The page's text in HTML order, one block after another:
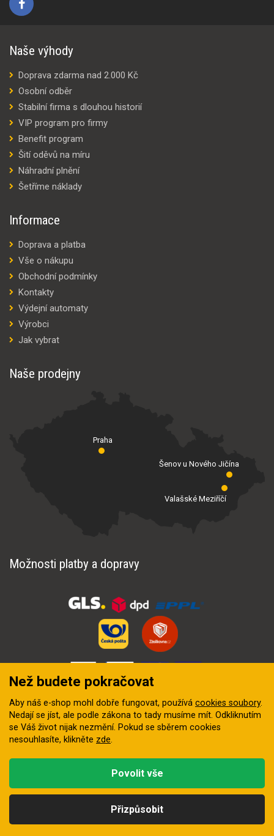
Naše výhody
Doprava zdarma nad 2.000 Kč
Osobní odběr
Stabilní firma s dlouhou historií
VIP program pro firmy
Benefit program
Šití oděvů na míru
Náhradní plnění
Šetříme náklady
Informace
Doprava a platba
Vše o nákupu
Obchodní podmínky
Kontakty
Výdejní automaty
Výrobci
Jak vybrat
Naše prodejny
Praha
Valašské Meziříčí
Šenov u Nového Jičína
Možnosti platby a dopravy
digitální agentura FEO
Než budete pokračovat
Aby náš e-shop mohl dobře fungovat, používá cookies soubory.
Nedají se jíst, ale podle zákona to tady musíme mít. Odkliknutím
se Váš život nijak nezmění. Pokud se sběrem cookies
nesouhlasíte, klikněte zde.
Přizpůsobit
Povolit vše